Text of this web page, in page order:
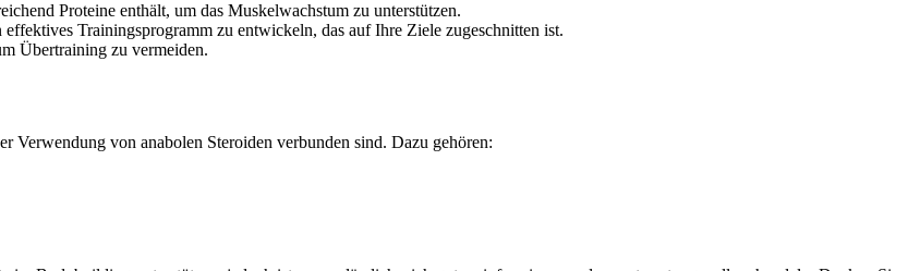
Proteine enthält, um das Muskelwachstum zu unterstützen.
Trainingsprogramm zu entwickeln, das auf Ihre Ziele zugeschnitten ist.
Übertraining zu vermeiden.
von anabolen Steroiden verbunden sind. Dazu gehören: